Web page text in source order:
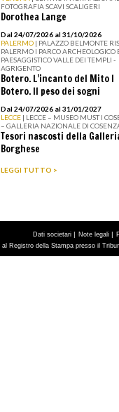
FOTOGRAFIA SCAVI SCALIGERI
Dorothea Lange
Dal 24/07/2026 al 31/10/2026
PALERMO | PALAZZO BELMONTE
PALERMO I PARCO ARCHEOLOGICO
PAESAGGISTICO VALLE DEI TEMPLI -
AGRIGENTO
Botero. L’incanto del Mito I
Botero. Il peso dei sogni
Dal 24/07/2026 al 31/01/2027
LECCE | LECCE – MUSEO MUST I
– GALLERIA NAZIONALE DI
Tesori nascosti della
Borghese
LEGGI TUTTO >
Dati societari | Note legali |
Registro della Stampa presso il